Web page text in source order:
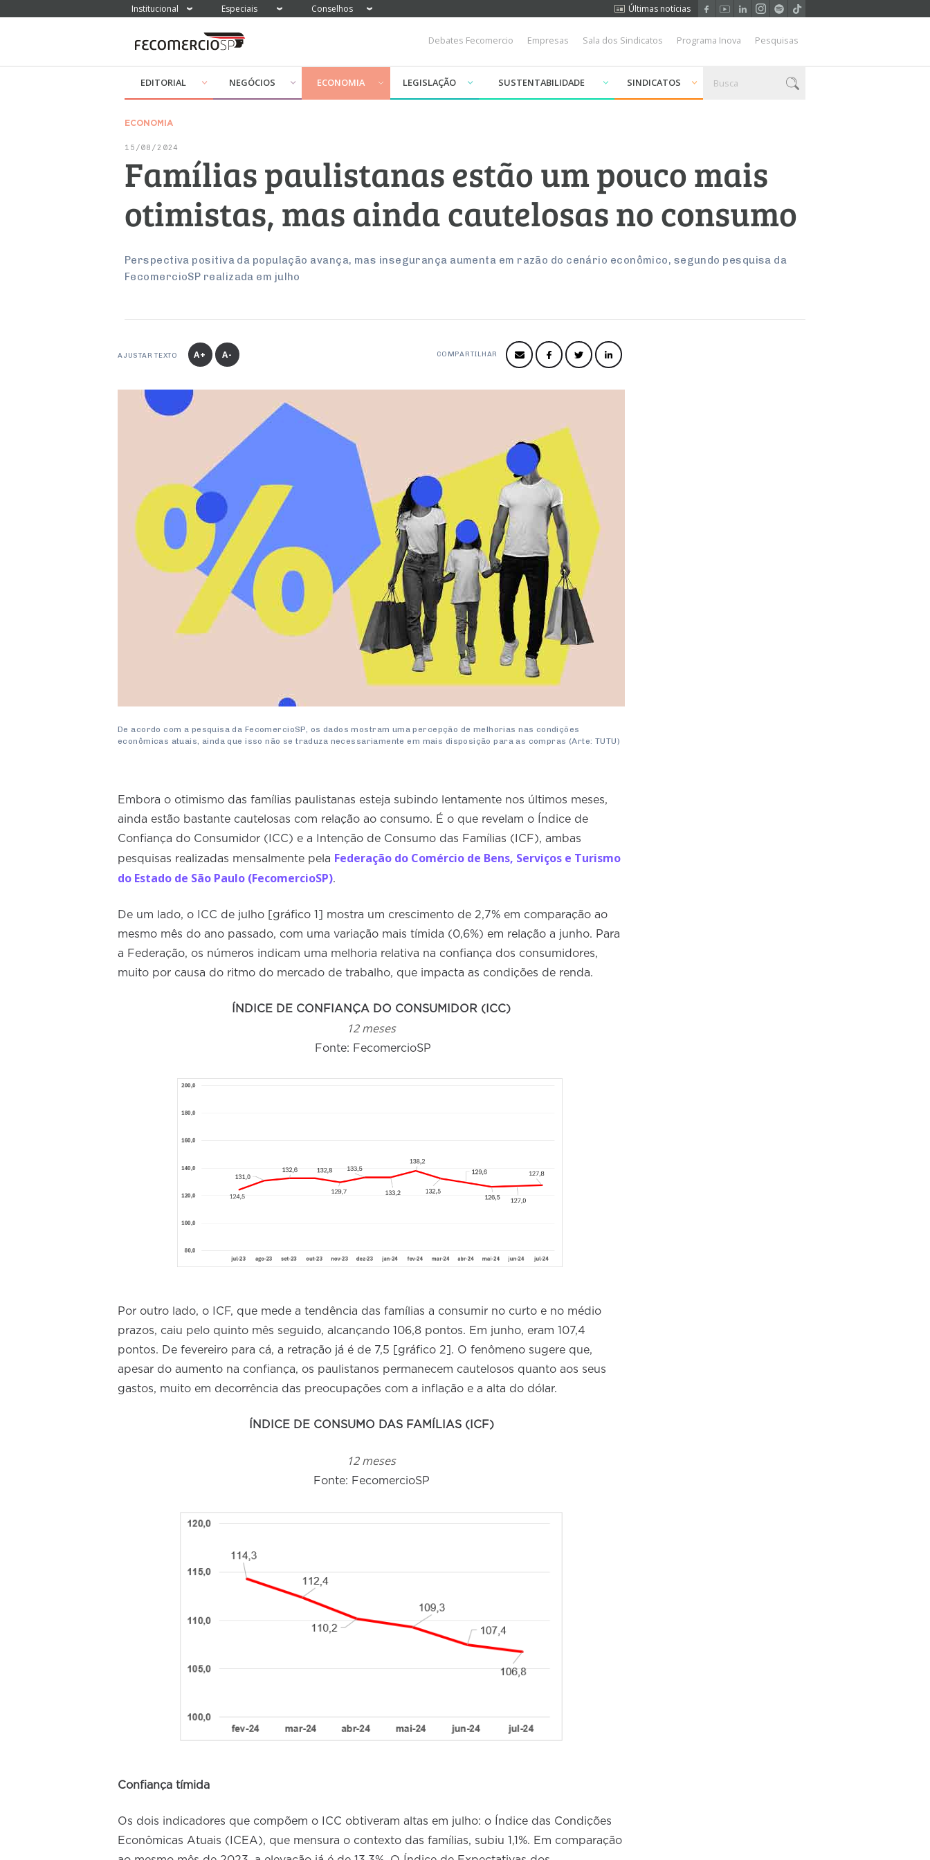
Institucional Especiais Conselhos Últimas notícias
Debates Fecomercio Empresas Sala dos Sindicatos Programa Inova Pesquisas
EDITORIAL NEGÓCIOS ECONOMIA LEGISLAÇÃO SUSTENTABILIDADE SINDICATOS
ECONOMIA
15/08/2024
Famílias paulistanas estão um pouco mais
otimistas, mas ainda cautelosas no consumo
Perspectiva positiva da população avança, mas insegurança aumenta em razão do cenário econômico, segundo pesquisa da
FecomercioSP realizada em julho
AJUSTAR TEXTO A+ A- COMPARTILHAR
De acordo com a pesquisa da FecomercioSP, os dados mostram uma percepção de melhorias nas condições
econômicas atuais, ainda que isso não se traduza necessariamente em mais disposição para as compras (Arte: TUTU)
Embora o otimismo das famílias paulistanas esteja subindo lentamente nos últimos meses,
ainda estão bastante cautelosas com relação ao consumo. É o que revelam o Índice de
Confiança do Consumidor (ICC) e a Intenção de Consumo das Famílias (ICF), ambas
pesquisas realizadas mensalmente pela Federação do Comércio de Bens, Serviços e Turismo
do Estado de São Paulo (FecomercioSP).
De um lado, o ICC de julho [gráfico 1] mostra um crescimento de 2,7% em comparação ao
mesmo mês do ano passado, com uma variação mais tímida (0,6%) em relação a junho. Para
a Federação, os números indicam uma melhoria relativa na confiança dos consumidores,
muito por causa do ritmo do mercado de trabalho, que impacta as condições de renda.
ÍNDICE DE CONFIANÇA DO CONSUMIDOR (ICC)
12 meses
Fonte: FecomercioSP
Por outro lado, o ICF, que mede a tendência das famílias a consumir no curto e no médio
prazos, caiu pelo quinto mês seguido, alcançando 106,8 pontos. Em junho, eram 107,4
pontos. De fevereiro para cá, a retração já é de 7,5 [gráfico 2]. O fenômeno sugere que,
apesar do aumento na confiança, os paulistanos permanecem cautelosos quanto aos seus
gastos, muito em decorrência das preocupações com a inflação e a alta do dólar.
ÍNDICE DE CONSUMO DAS FAMÍLIAS (ICF)
12 meses
Fonte: FecomercioSP
Confiança tímida
Os dois indicadores que compõem o ICC obtiveram altas em julho: o Índice das Condições
Econômicas Atuais (ICEA), que mensura o contexto das famílias, subiu 1,1%. Em comparação